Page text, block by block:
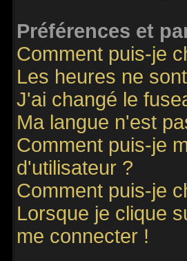
Préférences et
Comment puis-je
Les heures ne
J'ai changé le
Ma langue n'est
Comment puis-je
d'utilisateur ?
Comment puis-je
Lorsque je clique
me connecter !